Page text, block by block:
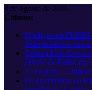
Pular
para
conteúdo
8 de agosto de 2026
Últimos:
8ª edição da
Independentes terá
Editora Kriô Comics
cidade de Embu das
31 de julho. Último
Os quadrinhos da